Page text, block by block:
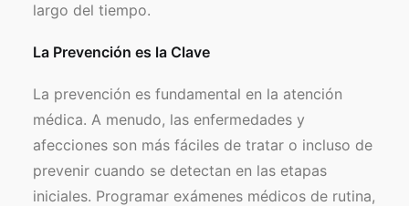
Instagram
Formulario de Contacto
largo del tiempo.
La Prevención es la Clave
La prevención es fundamental en la atención
médica. A menudo, las enfermedades y
afecciones son más fáciles de tratar o incluso de
prevenir cuando se detectan en las etapas
iniciales. Programar exámenes médicos de rutina,